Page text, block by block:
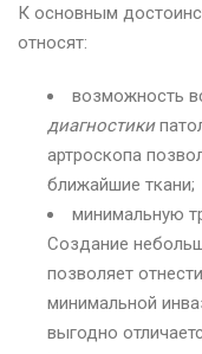
К основным
относят:
возможность
диагностики
артроскопа
ближайшие ткани;
минимальную
Создание
позволяет
минимальной
выгодно